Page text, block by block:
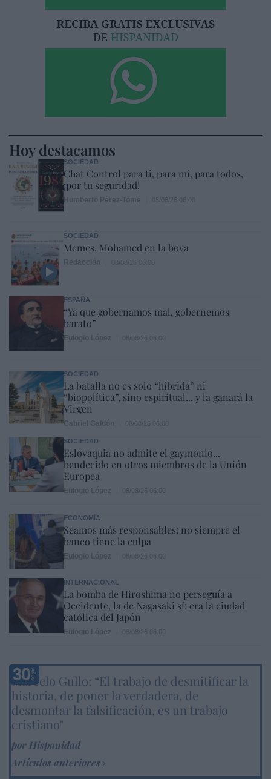
Hoy destacamos
SOCIEDAD
Chat Control para ti, para mí, para todos,
¡por tu seguridad!
SOCIEDAD
Memes. Mohamed en la boya
ESPAÑA
“Ya que gobernamos mal, gobernemos
barato”
SOCIEDAD
La batalla no es solo “híbrida” ni
“biopolítica”, sino espiritual... y la ganará la
Virgen
SOCIEDAD
Eslovaquia no admite el gaymonio...
bendecido en otros miembros de la Unión
Europea
ECONOMÍA
Seamos más responsables: no siempre el
banco tiene la culpa
INTERNACIONAL
La bomba de Hiroshima no perseguía a
Occidente, la de Nagasaki sí: era la ciudad
católica del Japón
Marcelo Gullo: “El trabajo de desmitificar la
historia, de poner la verdadera, de
desmontar la falsificación, es un trabajo
cristiano"
por Hispanidad
Artículos anteriores